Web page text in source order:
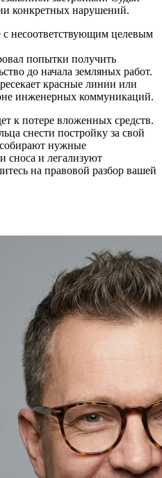
конкретных нарушений.
с несоответствующим целевым
попытки получить
до начала земляных работ.
красные линии или
инженерных коммуникаций.
к потере вложенных средств.
снести постройку за свой
нужные
сноса и легализуют
на правовой разбор вашей